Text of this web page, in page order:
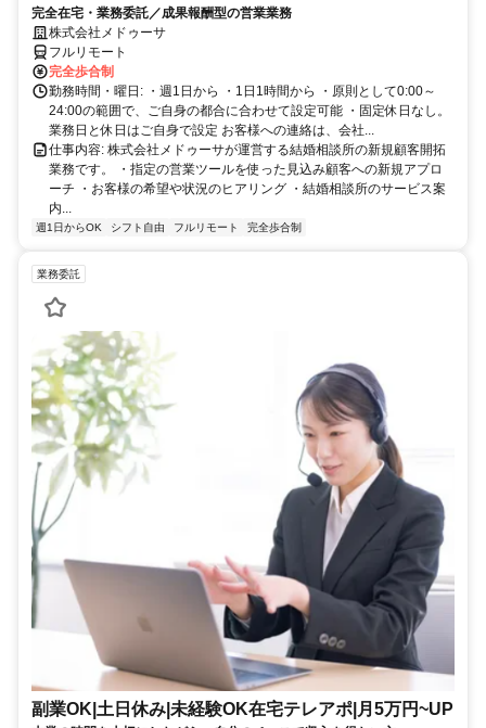
完全在宅・業務委託／成果報酬型の営業業務
株式会社メドゥーサ
フルリモート
完全歩合制
勤務時間・曜日: ・週1日から ・1日1時間から ・原則として0:00～
24:00の範囲で、ご自身の都合に合わせて設定可能 ・固定休日なし。
業務日と休日はご自身で設定 お客様への連絡は、会社...
仕事内容: 株式会社メドゥーサが運営する結婚相談所の新規顧客開拓
業務です。 ・指定の営業ツールを使った見込み顧客への新規アプロ
ーチ ・お客様の希望や状況のヒアリング ・結婚相談所のサービス案
内...
週1日からOK シフト自由 フルリモート 完全歩合制
業務委託
副業OK|土日休み|未経験OK在宅テレアポ|月5万円~UP